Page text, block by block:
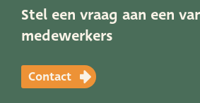
Terima Kasih
XXL-Products
TC Concept
Stel een vraag aan een
medewerkers
Contact